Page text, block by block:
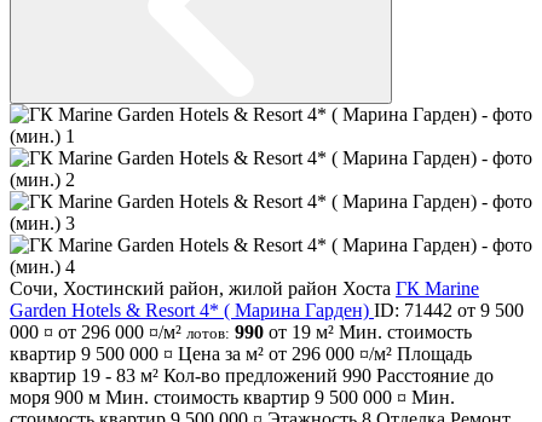
Сочи, Хостинский район, жилой район Хоста ГК Marine
Garden Hotels & Resort 4* ( Марина Гарден) ID: 71442 от 9 500
000 ¤ от 296 000 ¤/м² лотов: 990 от 19 м² Мин. стоимость
квартир 9 500 000 ¤ Цена за м² от 296 000 ¤/м² Площадь
квартир 19 - 83 м² Кол-во предложений 990 Расстояние до
моря 900 м Мин. стоимость квартир 9 500 000 ¤ Мин.